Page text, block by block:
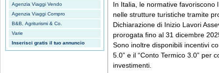
Agenzia Viaggi Vendo
Agenzia Viaggi Compro
B&B, Agriturismi & Co.
Varie
Inserisci gratis il tuo annuncio
In Italia, le normative favoriscono
nelle strutture turistiche tramite
Dichiarazione di Inizio Lavori
prorogata fino al 31 dicembre
Sono inoltre disponibili incentivi
5.0” e il “Conto Termico 3.0” per
investimenti.